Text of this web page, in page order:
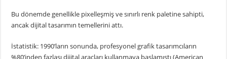
Bu dönemde genellikle pixelleşmiş ve sınırlı renk paletine sahipti,
ancak dijital tasarımın temellerini attı.
İstatistik: 1990’ların sonunda, profesyonel grafik tasarımcıların
%80’inden fazlası dijital araçları kullanmaya başlamıştı (American